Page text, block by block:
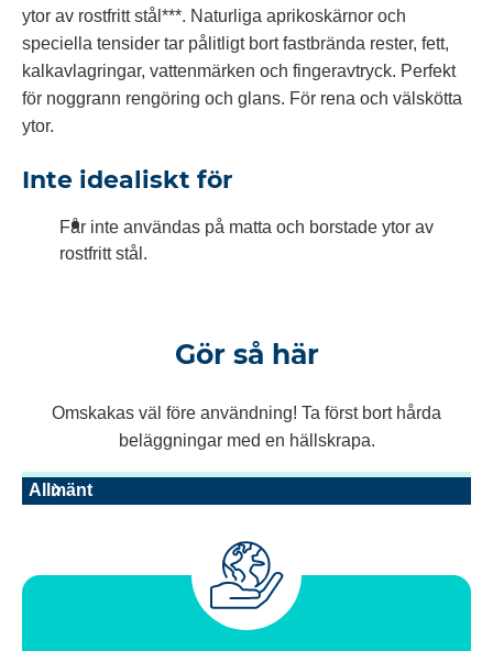
ytor av rostfritt stål***. Naturliga aprikoskärnor och
speciella tensider tar pålitligt bort fastbrända rester, fett,
kalkavlagringar, vattenmärken och fingeravtryck. Perfekt
för noggrann rengöring och glans. För rena och välskötta
ytor.
Inte idealiskt för
Får inte användas på matta och borstade ytor av
rostfritt stål.
Gör så här
Omskakas väl före användning! Ta först bort hårda
beläggningar med en hällskrapa.
Allmänt